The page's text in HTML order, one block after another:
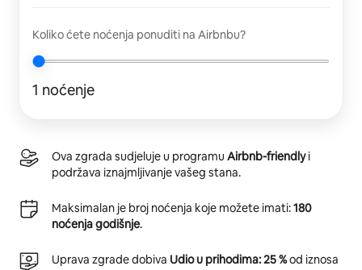
Koliko ćete noćenja ponuditi na Airbnbu?
1 noćenje
Ova zgrada sudjeluje u programu Airbnb-friendlyi
podržava iznajmljivanje vašeg stana.
Maksimalan je broj noćenja koje možete imati:180
noćenja godišnje.
Uprava zgrade dobiva Udio u prihodima: 25 %od iznosa